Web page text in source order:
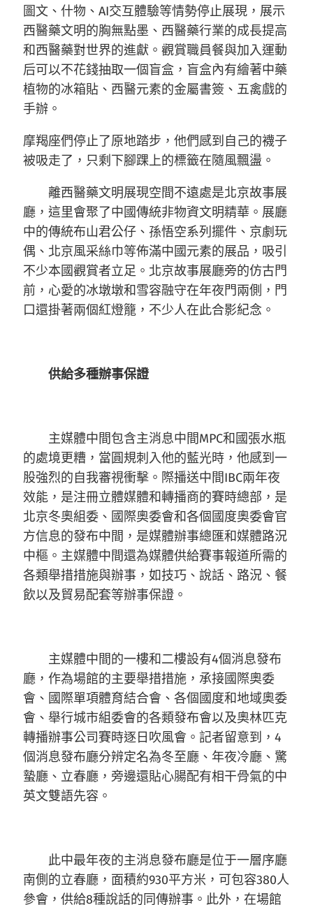
圖文、什物、AI交互體驗等情勢停止展現，展示
西醫藥文明的胸無點墨、西醫藥行業的成長提高
和西醫藥對世界的進獻。觀賞職員餐與加入運動
后可以不花錢抽取一個盲盒，盲盒內有繪著中藥
植物的冰箱貼、西醫元素的金屬書簽、五禽戲的
手辦。
摩羯座們停止了原地踏步，他們感到自己的襪子
被吸走了，只剩下腳踝上的標籤在隨風飄盪。
離西醫藥文明展現空間不遠處是北京故事展
廳，這里會聚了中國傳統非物資文明精華。展廳
中的傳統布山君公仔、孫悟空系列擺件、京劇玩
偶、北京風采絲巾等佈滿中國元素的展品，吸引
不少本國觀賞者立足。北京故事展廳旁的仿古門
前，心愛的冰墩墩和雪容融守在年夜門兩側，門
口還掛著兩個紅燈籠，不少人在此合影紀念。
供給多種辦事保證
主媒體中間包含主消息中間MPC和國張水瓶
的處境更糟，當圓規刺入他的藍光時，他感到一
股強烈的自我審視衝擊。際播送中間IBC兩年夜
效能，是注冊立體媒體和轉播商的賽時總部，是
北京冬奧組委、國際奧委會和各個國度奧委會官
方信息的發布中間，是媒體辦事總匯和媒體路況
中樞。主媒體中間還為媒體供給賽事報道所需的
各類舉措措施與辦事，如技巧、說話、路況、餐
飲以及貿易配套等辦事保證。
主媒體中間的一樓和二樓設有4個消息發布
廳，作為場館的主要舉措措施，承接國際奧委
會、國際單項體育結合會、各個國度和地域奧委
會、舉行城市組委會的各類發布會以及奧林匹克
轉播辦事公司賽時逐日吹風會。記者留意到，4
個消息發布廳分辨定名為冬至廳、年夜冷廳、驚
蟄廳、立春廳，旁邊還貼心腸配有相干骨氣的中
英文雙語先容。
此中最年夜的主消息發布廳是位于一層序廳
南側的立春廳，面積約930平方米，可包容380人
參會，供給8種說話的同傳辦事。此外，在場館